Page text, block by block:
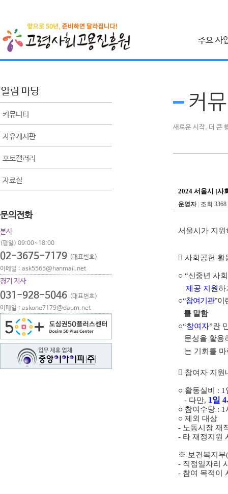
주요 사
건설근로자 취업
사회공헌 사업
생애 설계 컨설팅
알림 마당
커뮤니티
자유게시판
포토갤러리
자료실
문의전화
본사
(평일) 09:00~18:00
02-3675-7179 (대표번호)
이메일 : ask5565@hanmail.net
경기 지사
031-928-5046 (대표번호)
이메일 : askone7179@daum.net
커
새로운 시작, 더 큰
2024 서울시 [사
운영자 조회 3368
서울시가 지
󰋎 사회공헌 활
○ “신중년 사
제공 지원하
○“참여기관”이
를 말함
○“참여자”란
문성을 활용
는 기회를 마
󰋏 참여자 지원
○ 활동실비 : 1
- 다만, 1일 4
○ 참여수당 : 1
○ 제외 대상
- 노동시장 재
- 타 재정지원
※ 보건복지부(
- 직접일자리
- 참여 목적이